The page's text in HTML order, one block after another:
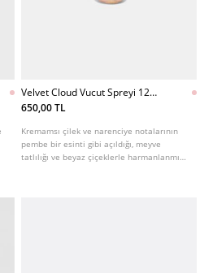
Velvet Cloud Vucut Spreyi 120
Ml
650,00 TL
Kremamsı çilek ve narenciye notalarının
pembe bir esinti gibi açıldığı, meyve
tatlılığı ve beyaz çiçeklerle harmanlanmış